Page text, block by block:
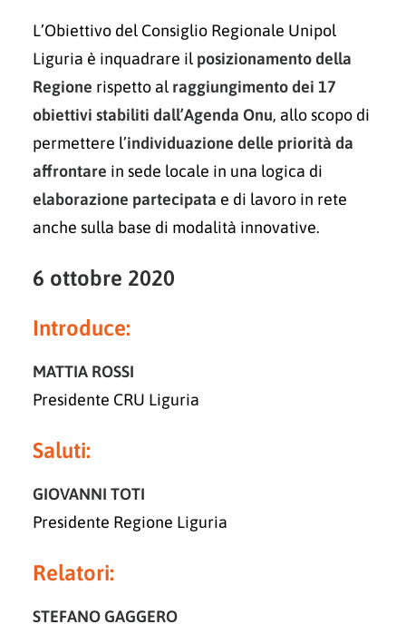
L’Obiettivo del Consiglio Regionale Unipol
Liguria è inquadrare il posizionamento della
Regione rispetto al raggiungimento dei 17
obiettivi stabiliti dall’Agenda Onu, allo scopo di
permettere l’individuazione delle priorità da
affrontare in sede locale in una logica di
elaborazione partecipata e di lavoro in rete
anche sulla base di modalità innovative.
6 ottobre 2020
Introduce:
MATTIA ROSSI
Presidente CRU Liguria
Saluti:
GIOVANNI TOTI
Presidente Regione Liguria
Relatori:
STEFANO GAGGERO